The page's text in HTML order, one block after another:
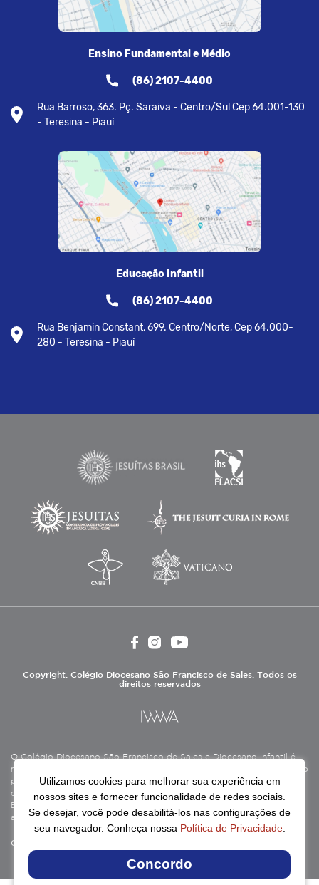
Ensino Fundamental e Médio
(86) 2107-4400
Rua Barroso, 363. Pç. Saraiva - Centro/Sul Cep 64.001-130
- Teresina - Piauí
Educação Infantil
(86) 2107-4400
Rua Benjamin Constant, 699. Centro/Norte, Cep 64.000-
280 - Teresina - Piauí
Copyright. Colégio Diocesano São Francisco de Sales. Todos os
direitos reservados
O Colégio Diocesano São Francisco de Sales e Diocesano Infantil é
mantido pela Associação Antônio Vieira (ASAV), instituição de direito
privado sem fins lucrativos, filantrópica, de natureza educativa,
cultural, assistencial e beneficente, certificada como Entidade
Beneficente de Assistência Social (CEBAS), nas áreas de educação e
assistência social.
Continue lendo
Utilizamos cookies para melhorar sua experiência em
nossos sites e fornecer funcionalidade de redes sociais.
Se desejar, você pode desabilitá-los nas configurações de
seu navegador. Conheça nossa Política de Privacidade.
Concordo